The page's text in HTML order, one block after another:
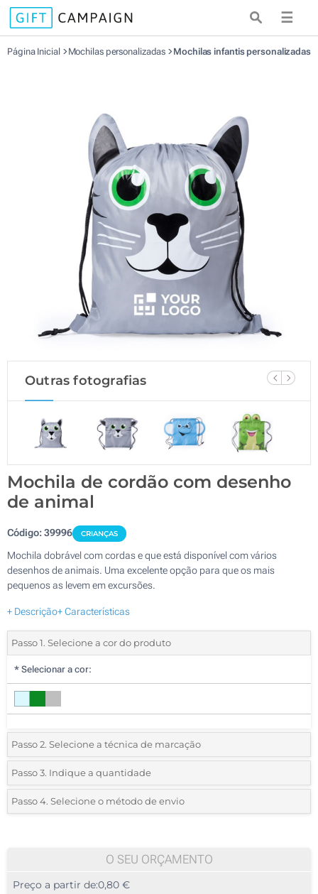
☰
Página Inicial Mochilas personalizadas Mochilas infantis personalizadas
Outras fotografias
Mochila de cordão com desenho
de animal
Código:39996 CRIANÇAS
Mochila dobrável com cordas e que está disponível com vários
desenhos de animais. Uma excelente opção para que os mais
pequenos as levem em excursões.
+ Descrição+ Características
Passo 1. Selecione a cor do produto
* Selecionar a cor:
Passo 2. Selecione a técnica de marcação
*Selecione o tipo de marcação e as cores do logotipo:
1 Cor (Na frente)
Passo 3. Indique a quantidade
*Quantidade mínima:85
170
Passo 4. Selecione o método de envio
O SEU ORÇAMENTO
Preço a partir de:0,80 €